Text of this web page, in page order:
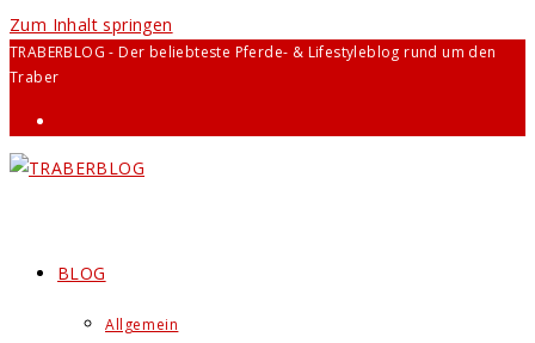
Zum Inhalt springen
TRABERBLOG - Der beliebteste Pferde- & Lifestyleblog rund um den
Traber
BLOG
Allgemein